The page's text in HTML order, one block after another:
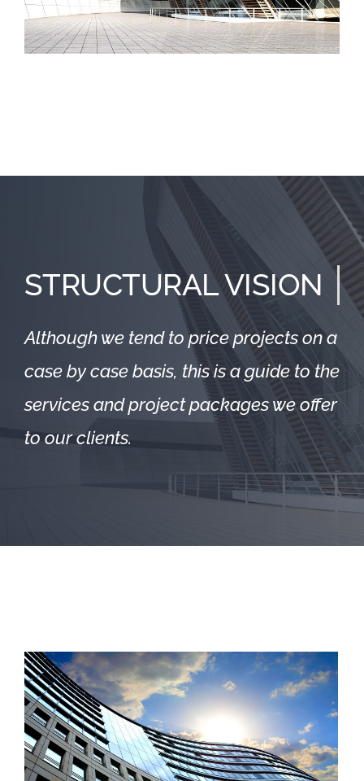
STRUCTURAL VISION
Although we tend to price projects on a
case by case basis, this is a guide to the
services and project packages we offer
to our clients.